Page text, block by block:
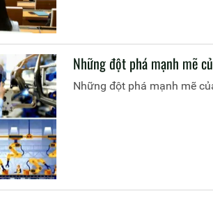
Những đột phá mạnh mẽ
Những đột phá mạnh mẽ